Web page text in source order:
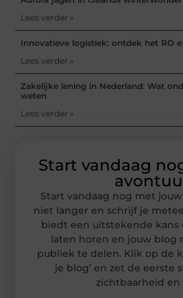
Lees verder »
Innovatieve logistiek: ontdek het RO
Lees verder »
Zakelijke lening in Nederland: Wat
weten
Lees verder »
Start vandaag
Start vandaag nog met
niet langer en schrijf je
biedt een uitstekende kans
laten horen en jouw blog
publiek te delen. Klik op de
je blog’ en zet de eerste
zichtbaarheid en